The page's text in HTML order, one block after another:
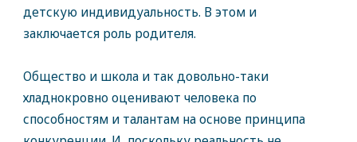
детскую индивидуальность. В этом и
заключается роль родителя.
Общество и школа и так довольно-таки
хладнокровно оценивают человека по
способностям и талантам на основе принципа